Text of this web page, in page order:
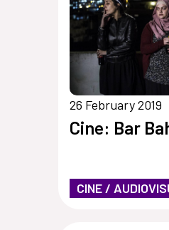
26 February 2019
Cine: Bar
CINE /